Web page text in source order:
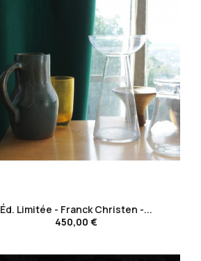
Éd. Limitée - Franck Christen -...
450,00 €